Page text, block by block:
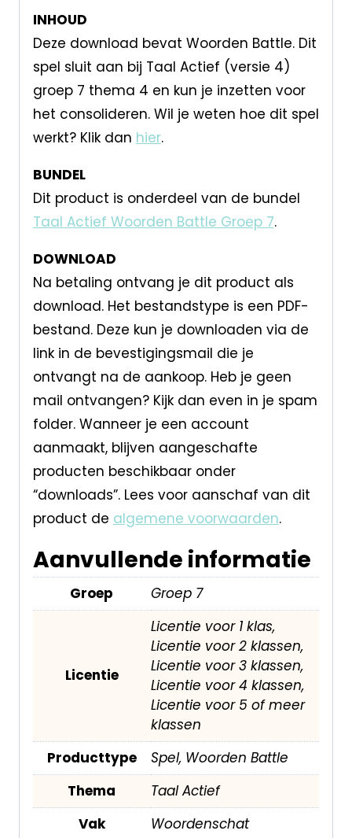
INHOUD
Deze download bevat Woorden Battle. Dit
spel sluit aan bij Taal Actief (versie 4)
groep 7 thema 4 en kun je inzetten voor
het consolideren. Wil je weten hoe dit spel
werkt? Klik dan hier.
BUNDEL
Dit product is onderdeel van de bundel
Taal Actief Woorden Battle Groep 7.
DOWNLOAD
Na betaling ontvang je dit product als
download. Het bestandstype is een PDF-
bestand. Deze kun je downloaden via de
link in de bevestigingsmail die je
ontvangt na de aankoop. Heb je geen
mail ontvangen? Kijk dan even in je spam
folder. Wanneer je een account
aanmaakt, blijven aangeschafte
producten beschikbaar onder
“downloads”. Lees voor aanschaf van dit
product de algemene voorwaarden.
Aanvullende informatie
Groep Groep 7
Licentie
Licentie voor 1 klas,
Licentie voor 2 klassen,
Licentie voor 3 klassen,
Licentie voor 4 klassen,
Licentie voor 5 of meer
klassen
Producttype
Spel, Woorden Battle
Thema
Taal Actief
Vak
Woordenschat